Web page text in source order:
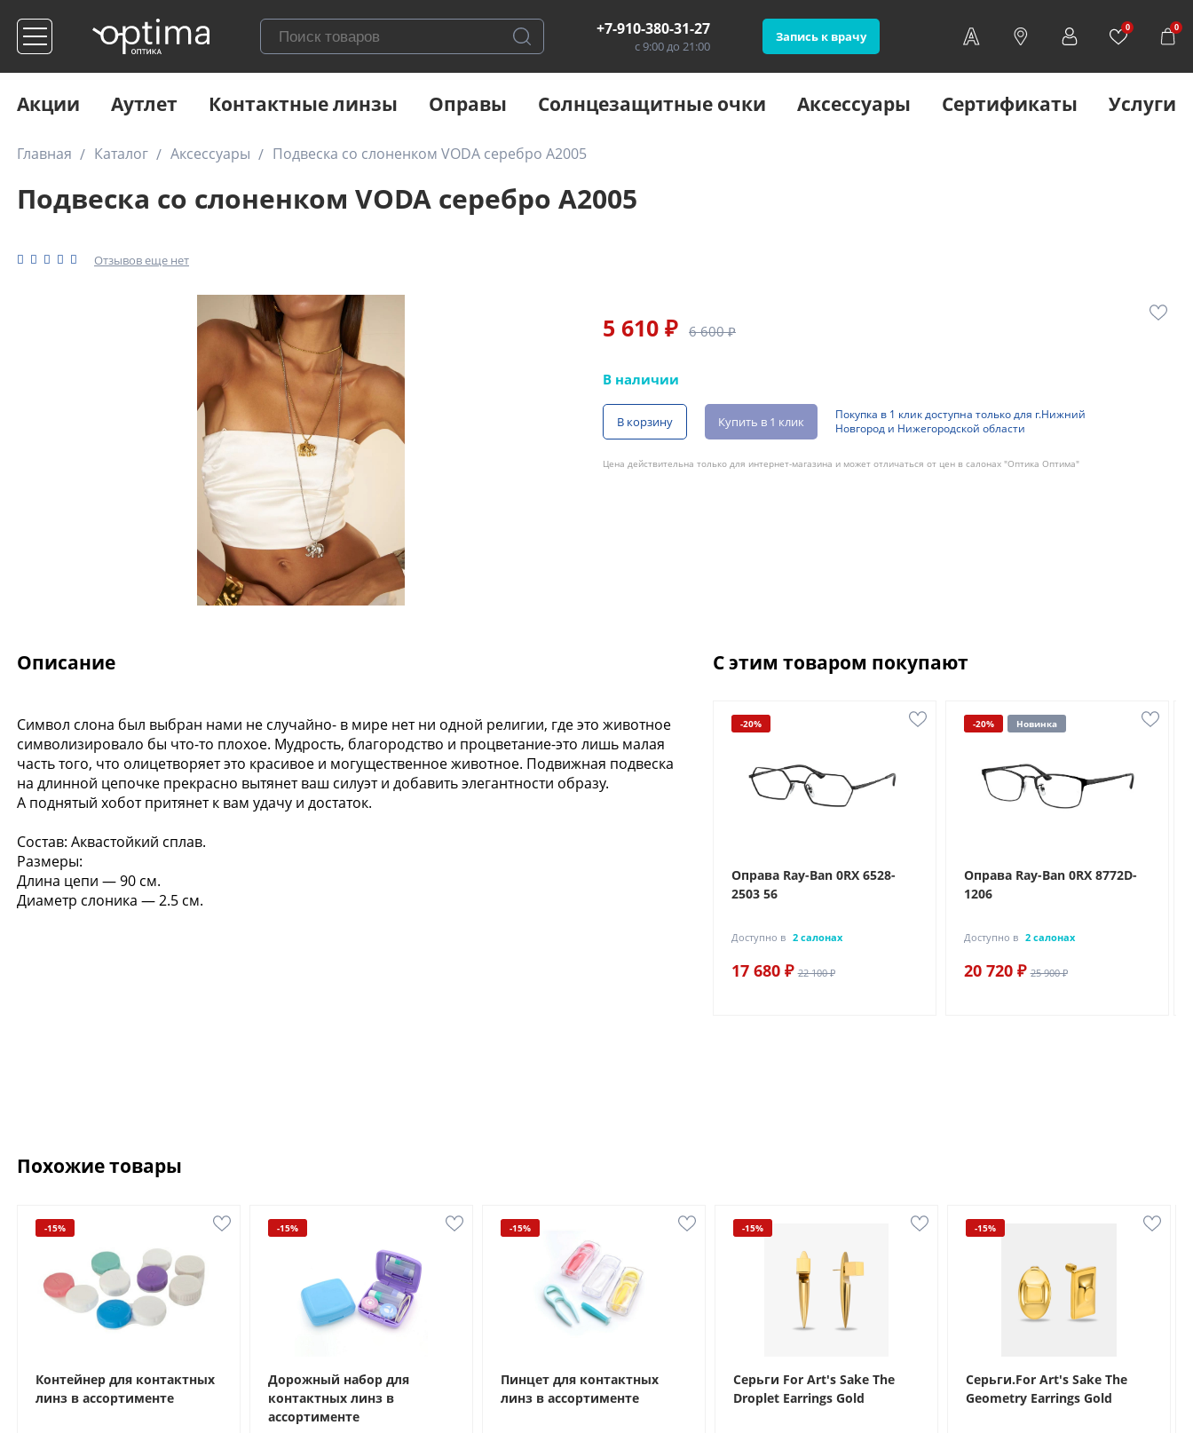
+7-910-380-31-27
с 9:00 до 21:00
Запись к врачу
0 0
Акции Аутлет Контактные линзы Оправы Солнцезащитные очки Аксессуары Сертификаты Услуги
Главная Каталог Аксессуары Подвеска со слоненком VODA серебро А2005
Подвеска со слоненком VODA серебро А2005
Отзывов еще нет
5 610 ₽ 6 600 ₽
В наличии
В корзину Купить в 1 клик
Покупка в 1 клик доступна только для г.Нижний
Новгород и Нижегородской области
Цена действительна только для интернет-магазина и может отличаться от цен в салонах "Оптика Оптима"
Описание
Символ слона был выбран нами не случайно- в мире нет ни одной религии, где это животное
символизировало бы что-то плохое. Мудрость, благородство и процветание-это лишь малая
часть того, что олицетворяет это красивое и могущественное животное. Подвижная подвеска
на длинной цепочке прекрасно вытянет ваш силуэт и добавить элегантности образу.
А поднятый хобот притянет к вам удачу и достаток.
Состав: Аквастойкий сплав.
Размеры:
Длина цепи — 90 см.
Диаметр слоника — 2.5 см.
С этим товаром покупают
-20% Новинка -20% Новинка -20%
Оправа Ray-Ban 0RX 6528-
2503 56
Доступно в 2 салонах
17 680 ₽ 22 100 ₽
-20% Новинка
Оправа Ray-Ban 0RX 8772D-
1206
Доступно в 2 салонах
20 720 ₽ 25 900 ₽
Похожие товары
-15%
Контейнер для контактных
линз в ассортименте
-15%
Дорожный набор для
контактных линз в
ассортименте
-15%
Пинцет для контактных
линз в ассортименте
-15%
Серьги For Art's Sake The
Droplet Earrings Gold
-15%
Серьги.For Art's Sake The
Geometry Earrings Gold